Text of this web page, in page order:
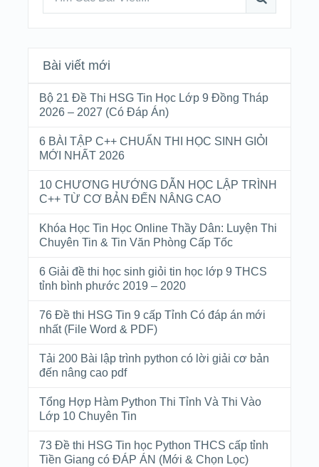
Bài viết mới
Bộ 21 Đề Thi HSG Tin Học Lớp 9 Đồng Tháp
2026 – 2027 (Có Đáp Án)
6 BÀI TẬP C++ CHUẨN THI HỌC SINH GIỎI
MỚI NHẤT 2026
10 CHƯƠNG HƯỚNG DẪN HỌC LẬP TRÌNH
C++ TỪ CƠ BẢN ĐẾN NÂNG CAO
Khóa Học Tin Học Online Thầy Dân: Luyện Thi
Chuyên Tin & Tin Văn Phòng Cấp Tốc
6 Giải đề thi học sinh giỏi tin học lớp 9 THCS
tỉnh bình phước 2019 – 2020
76 Đề thi HSG Tin 9 cấp Tỉnh Có đáp án mới
nhất (File Word & PDF)
Tải 200 Bài lập trình python có lời giải cơ bản
đến nâng cao pdf
Tổng Hợp Hàm Python Thi Tỉnh Và Thi Vào
Lớp 10 Chuyên Tin
73 Đề thi HSG Tin học Python THCS cấp tỉnh
Tiền Giang có ĐÁP ÁN (Mới & Chọn Lọc)